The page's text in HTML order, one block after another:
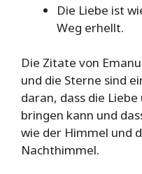
Die Liebe ist
Weg erhellt.
Die Zitate von
und die Sterne sind
daran, dass die
bringen kann und
wie der Himmel und
Nachthimmel.